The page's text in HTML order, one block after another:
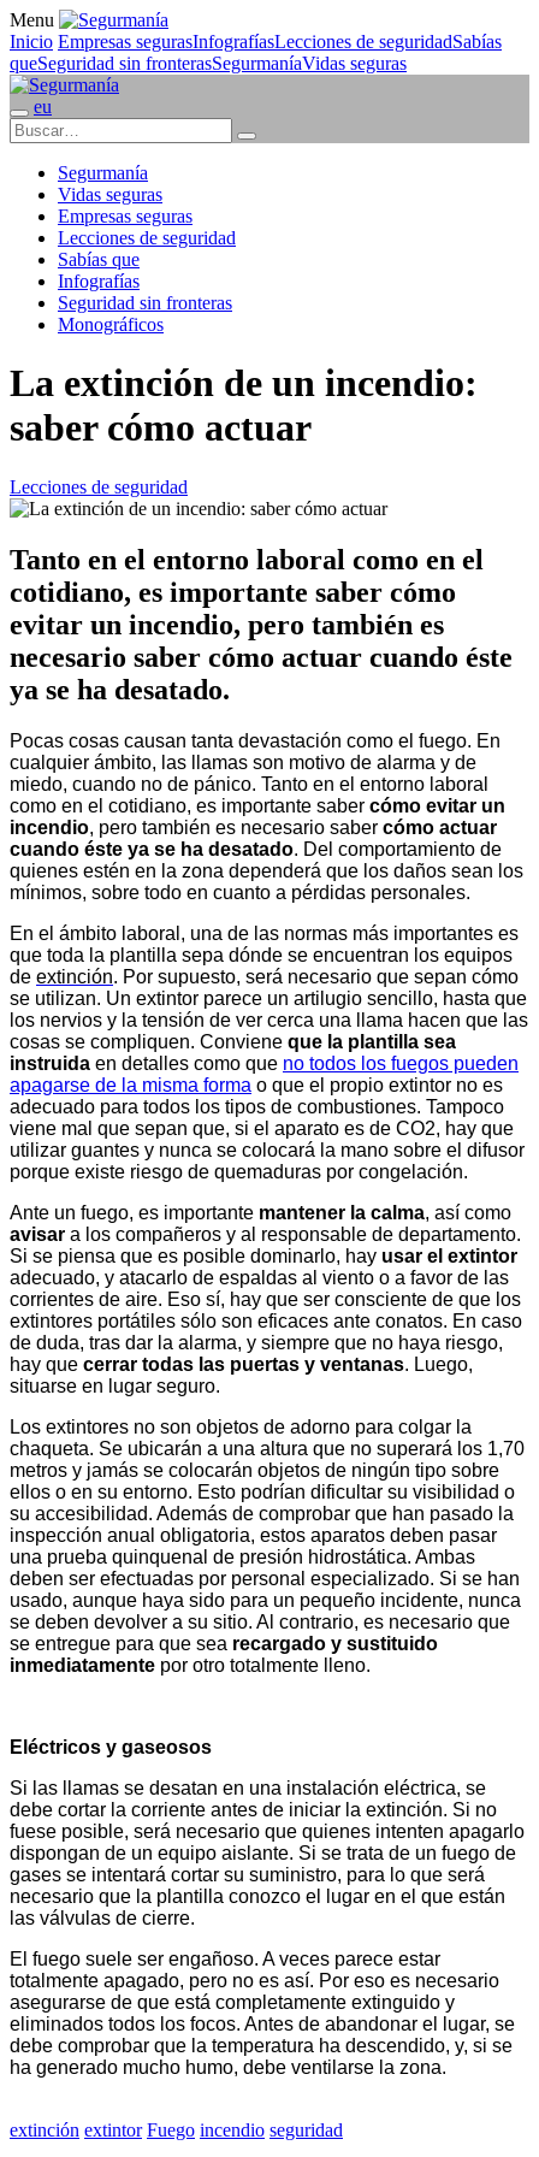
Menu
Inicio Empresas segurasInfografíasLecciones de seguridadSabías
queSeguridad sin fronterasSegurmaníaVidas seguras
eu
Segurmanía
Vidas seguras
Empresas seguras
Lecciones de seguridad
Sabías que
Infografías
Seguridad sin fronteras
Monográficos
La extinción de un incendio:
saber cómo actuar
Lecciones de seguridad
Tanto en el entorno laboral como en el
cotidiano, es importante saber cómo
evitar un incendio, pero también es
necesario saber cómo actuar cuando éste
ya se ha desatado.
Pocas cosas causan tanta devastación como el fuego. En
cualquier ámbito, las llamas son motivo de alarma y de
miedo, cuando no de pánico. Tanto en el entorno laboral
como en el cotidiano, es importante saber cómo evitar un
incendio, pero también es necesario saber cómo actuar
cuando éste ya se ha desatado. Del comportamiento de
quienes estén en la zona dependerá que los daños sean los
mínimos, sobre todo en cuanto a pérdidas personales.
En el ámbito laboral, una de las normas más importantes es
que toda la plantilla sepa dónde se encuentran los equipos
de extinción. Por supuesto, será necesario que sepan cómo
se utilizan. Un extintor parece un artilugio sencillo, hasta que
los nervios y la tensión de ver cerca una llama hacen que las
cosas se compliquen. Conviene que la plantilla sea
instruida en detalles como que no todos los fuegos pueden
apagarse de la misma forma o que el propio extintor no es
adecuado para todos los tipos de combustiones. Tampoco
viene mal que sepan que, si el aparato es de CO2, hay que
utilizar guantes y nunca se colocará la mano sobre el difusor
porque existe riesgo de quemaduras por congelación.
Ante un fuego, es importante mantener la calma, así como
avisar a los compañeros y al responsable de departamento.
Si se piensa que es posible dominarlo, hay usar el extintor
adecuado, y atacarlo de espaldas al viento o a favor de las
corrientes de aire. Eso sí, hay que ser consciente de que los
extintores portátiles sólo son eficaces ante conatos. En caso
de duda, tras dar la alarma, y siempre que no haya riesgo,
hay que cerrar todas las puertas y ventanas. Luego,
situarse en lugar seguro.
Los extintores no son objetos de adorno para colgar la
chaqueta. Se ubicarán a una altura que no superará los 1,70
metros y jamás se colocarán objetos de ningún tipo sobre
ellos o en su entorno. Esto podrían dificultar su visibilidad o
su accesibilidad. Además de comprobar que han pasado la
inspección anual obligatoria, estos aparatos deben pasar
una prueba quinquenal de presión hidrostática. Ambas
deben ser efectuadas por personal especializado. Si se han
usado, aunque haya sido para un pequeño incidente, nunca
se deben devolver a su sitio. Al contrario, es necesario que
se entregue para que sea recargado y sustituido
inmediatamente por otro totalmente lleno.
Eléctricos y gaseosos
Si las llamas se desatan en una instalación eléctrica, se
debe cortar la corriente antes de iniciar la extinción. Si no
fuese posible, será necesario que quienes intenten apagarlo
dispongan de un equipo aislante. Si se trata de un fuego de
gases se intentará cortar su suministro, para lo que será
necesario que la plantilla conozco el lugar en el que están
las válvulas de cierre.
El fuego suele ser engañoso. A veces parece estar
totalmente apagado, pero no es así. Por eso es necesario
asegurarse de que está completamente extinguido y
eliminados todos los focos. Antes de abandonar el lugar, se
debe comprobar que la temperatura ha descendido, y, si se
ha generado mucho humo, debe ventilarse la zona.
extinción extintor Fuego incendio seguridad